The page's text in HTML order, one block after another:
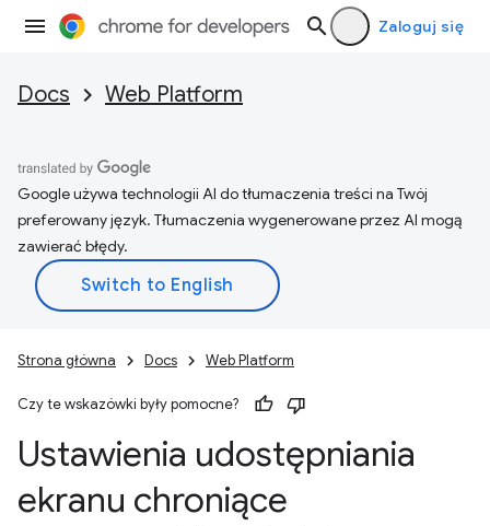
Zaloguj się
Docs Web Platform
Google używa technologii AI do tłumaczenia treści na Twój
preferowany język. Tłumaczenia wygenerowane przez AI mogą
zawierać błędy.
Strona główna Docs Web Platform
Czy te wskazówki były pomocne?
Ustawienia udostępniania
ekranu chroniące